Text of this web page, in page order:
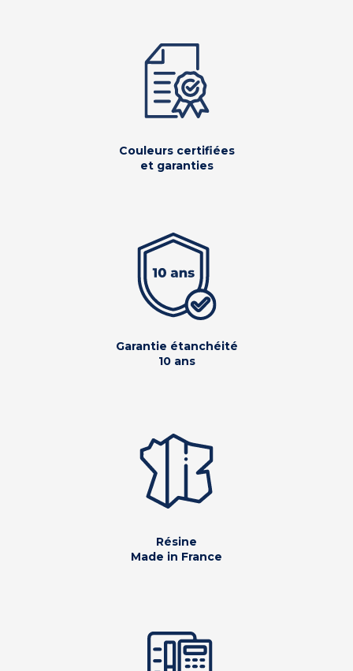
Couleurs certifiées
et garanties
Garantie étanchéité
10 ans
Résine
Made in France